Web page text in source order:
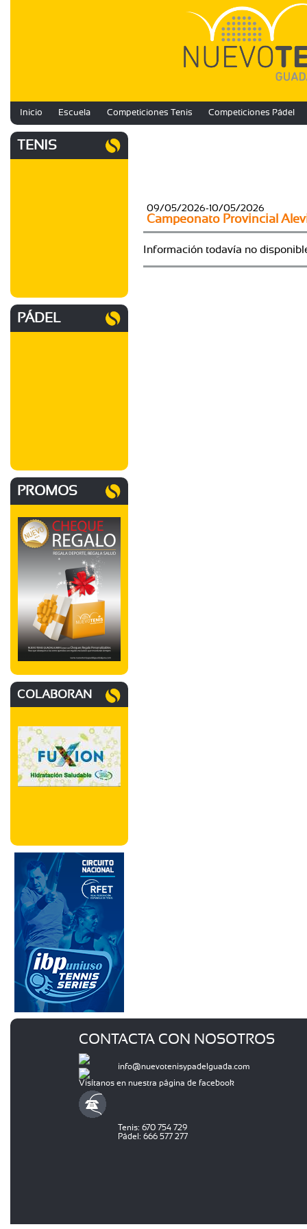
Inicio Escuela Competiciones Tenis Competiciones Pádel
TENIS
PÁDEL
PROMOS
COLABORAN
09/05/2026-10/05/2026
Campeonato Provincial
Información todavía no
CONTACTA CON NOSOTROS
info@nuevotenisypadelguada.com
Visítanos en nuestra página de facebook
Tenis: 670 754 729
Pádel: 666 577 277